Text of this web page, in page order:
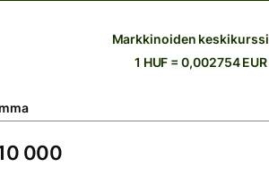
Markkinoiden keskikurssi
1 HUF = 0,002754 EUR